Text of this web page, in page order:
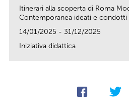
Itinerari alla scoperta di Roma
Contemporanea ideati e condotti
14/01/2025 - 31/12/2025
Iniziativa didattica